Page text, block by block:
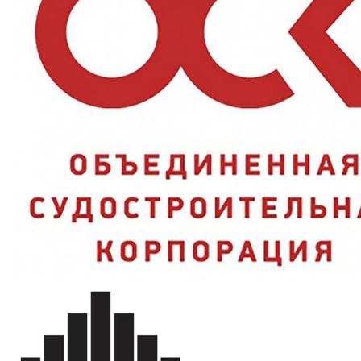
Характеристики и стандарты
Тип изделия
Перчатки диэлектрические
Материал
Резина
1000 В), Эн (до 1000 В)
Нормативный документ
ТР ТС 019/2011
Артикул
4000742
Вопросы и ответы
От чего защищают перчатки класса 00?
Почему выгодно купить в SIZMAG
Перчатки резиновые диэлектрические АЗРИЭЛЕКТРО класс 00 в